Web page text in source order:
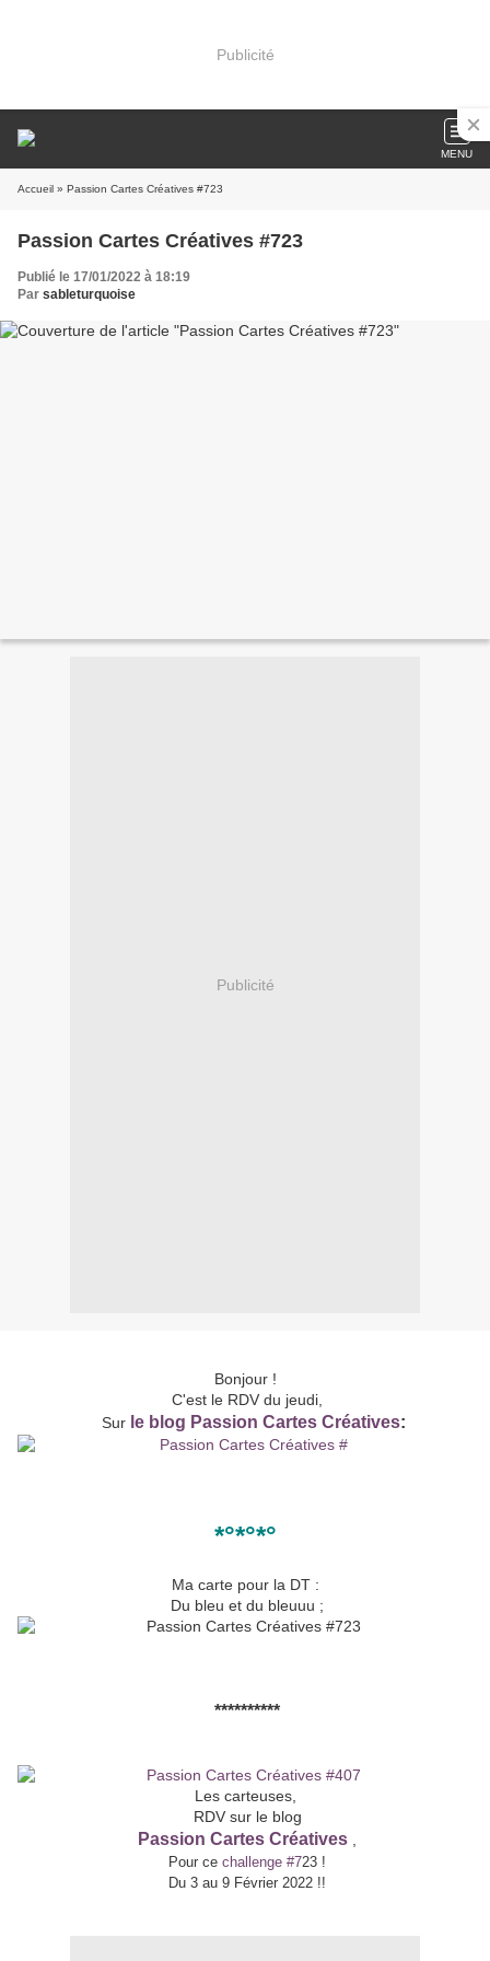
Publicité
MENU
Accueil » Passion Cartes Créatives #723
Passion Cartes Créatives #723
Publié le 17/01/2022 à 18:19
Par sableturquoise
Publicité
Bonjour !
C'est le RDV du jeudi,
Sur le blog Passion Cartes Créatives:
*°*°*°
Ma carte pour la DT :
Du bleu et du bleuuu ;
**********
Les carteuses,
RDV sur le blog
Passion Cartes Créatives
Pour ce challenge #723 !
Du 3 au 9 Février 2022 !!